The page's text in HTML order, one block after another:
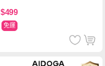
$499
免運